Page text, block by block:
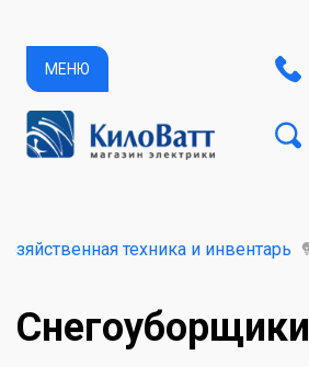
МЕНЮ
техника и инвентарь
Снегоуборщики